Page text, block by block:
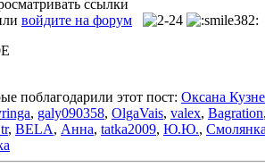
ссылки
войдите на форум
поблагодарили этот пост: Оксана
, galy090358, OlgaVais, valex, Bagration
, BELA, Анна, tatka2009, Ю.Ю.,